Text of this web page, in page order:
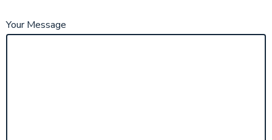
Your Message